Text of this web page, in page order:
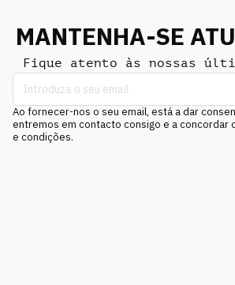
MANTENHA-SE
Fique atento às nossas
Ao fornecer-nos o seu email, está a dar
entremos em contacto consigo e a concordar
e condições.